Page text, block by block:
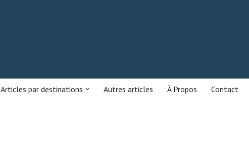
Articles par destinations Autres articles À Propos Contact